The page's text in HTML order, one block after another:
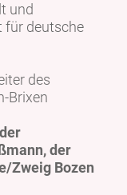
und
für deutsche
des
Brixen
der
Zweig Bozen